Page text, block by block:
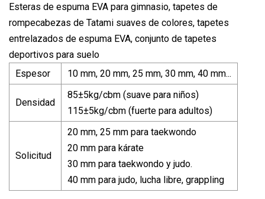
Esteras de espuma EVA para gimnasio, tapetes de
rompecabezas de Tatami suaves de colores, tapetes
entrelazados de espuma EVA, conjunto de tapetes
deportivos para suelo
Espesor
10 mm, 20 mm, 25 mm, 30 mm, 40 mm...
Densidad
85±5kg/cbm (suave para niños)
115±5kg/cbm (fuerte para adultos)
Solicitud
20 mm, 25 mm para taekwondo
20 mm para kárate
30 mm para taekwondo y judo.
40 mm para judo, lucha libre, grappling